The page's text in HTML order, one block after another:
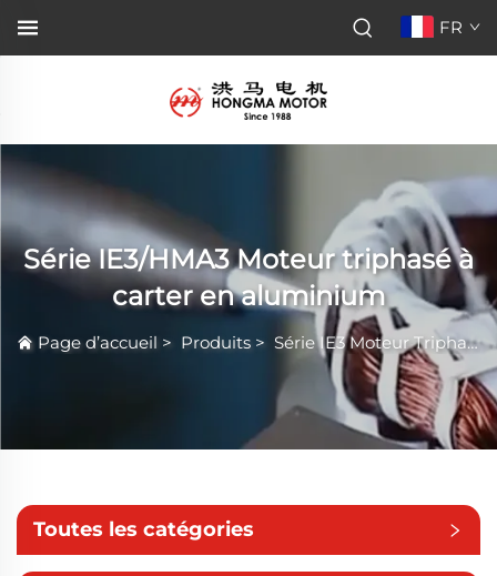
FR
Série IE3/HMA3 Moteur triphasé à
carter en aluminium
Page d’accueil > Produits > Série IE3 Moteur Triphasé Électrique
Toutes les catégories